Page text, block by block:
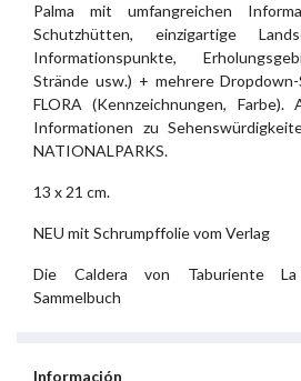
Palma mit umfangreichen
Schutzhütten, einzigartige
Informationspunkte,
Strände usw.) + mehrere
FLORA (Kennzeichnungen, Farbe).
Informationen zu
NATIONALPARKS.
13 x 21 cm.
NEU mit Schrumpffolie vom Verlag
Die Caldera von Taburiente La
Sammelbuch
Información